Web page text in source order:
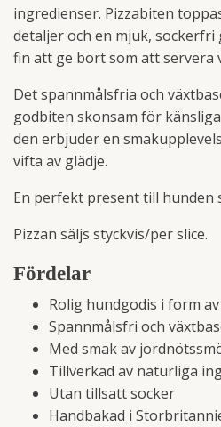
ingredienser. Pizzabiten
detaljer och en mjuk, sockerfri
fin att ge bort som att servera
Det spannmålsfria och
godbiten skonsam för
den erbjuder en
vifta av glädje.
En perfekt present till hunden
Pizzan säljs styckvis/per slice.
Fördelar
Rolig hundgodis i form
Spannmålsfri och
Med smak av
Tillverkad av naturliga
Utan tillsatt socker
Handbakad i